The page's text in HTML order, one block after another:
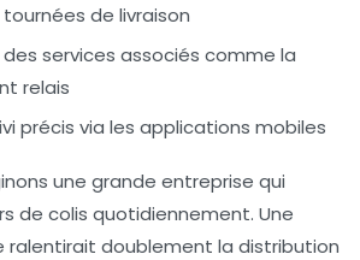
de livraison
services associés comme la
relais
précis via les applications mobiles
une grande entreprise qui
de colis quotidiennement. Une
ralentirait doublement la distribution